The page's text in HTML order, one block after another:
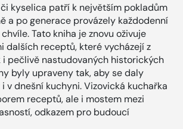
kyselica patří k největším pokladům
a po generace provázely každodenní
Tato kniha je znovu oživuje
dalších receptů, které vycházejí z
pečlivě nastudovaných historických
byly upraveny tak, aby se daly
v dnešní kuchyni. Vizovická kuchařka
receptů, ale i mostem mezi
odkazem pro budoucí